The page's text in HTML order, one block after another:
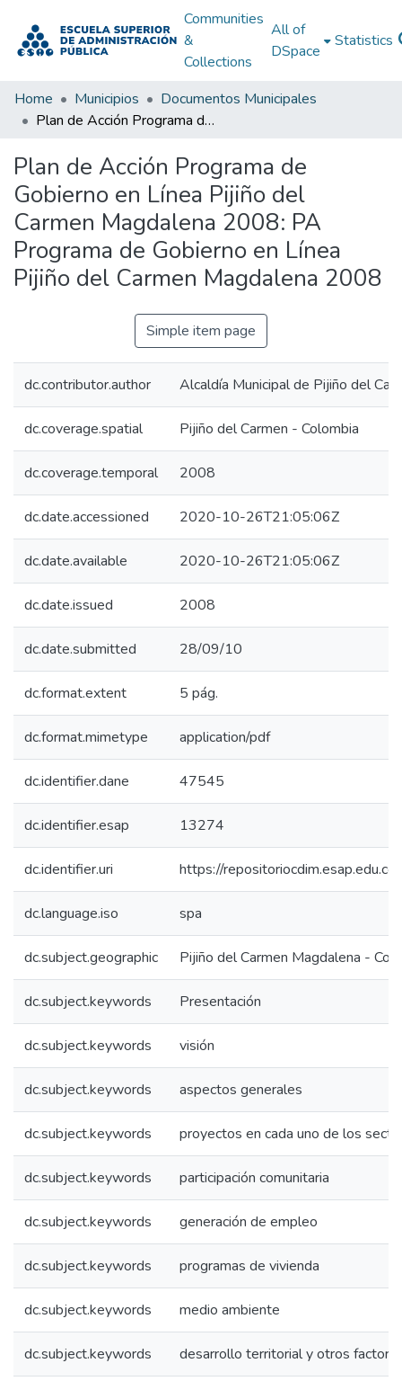
Communities
&
Collections
All of
DSpace
Statistics
Home Municipios
Documentos Municipales
Plan de Acción Programa de Gobierno en Línea Pijiño del Carmen Magdalena 2008: PA Programa de Gobierno en Línea Pijiño del Carmen Magdalena 2008
Plan de Acción Programa de
Gobierno en Línea Pijiño del
Carmen Magdalena 2008: PA
Programa de Gobierno en Línea
Pijiño del Carmen Magdalena 2008
Simple item page
dc.contributor.author Alcaldía Municipal de Pijiño del
dc.coverage.spatial Pijiño del Carmen - Colombia
dc.coverage.temporal 2008
dc.date.accessioned 2020-10-26T21:05:06Z
dc.date.available 2020-10-26T21:05:06Z
dc.date.issued 2008
dc.date.submitted 28/09/10
dc.format.extent 5 pág.
dc.format.mimetype application/pdf
dc.identifier.dane 47545
dc.identifier.esap 13274
dc.identifier.uri https://
dc.language.iso spa
dc.subject.geographic Pijiño del Carmen Magdalena -
dc.subject.keywords Presentación
dc.subject.keywords visión
dc.subject.keywords aspectos generales
dc.subject.keywords proyectos en cada uno de los
dc.subject.keywords participación comunitaria
dc.subject.keywords generación de empleo
dc.subject.keywords programas de vivienda
dc.subject.keywords medio ambiente
dc.subject.keywords desarrollo territorial y otros